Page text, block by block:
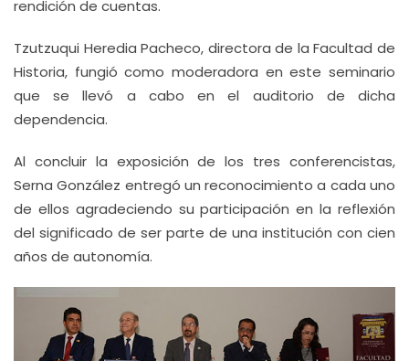
rendición de cuentas.
Tzutzuqui Heredia Pacheco, directora de la Facultad de
Historia, fungió como moderadora en este seminario
que se llevó a cabo en el auditorio de dicha
dependencia.
Al concluir la exposición de los tres conferencistas,
Serna González entregó un reconocimiento a cada uno
de ellos agradeciendo su participación en la reflexión
del significado de ser parte de una institución con cien
años de autonomía.